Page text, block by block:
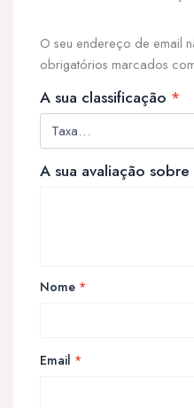
O seu endereço de email
obrigatórios marcados
A sua classificação *
A sua avaliação
Nome *
Email *